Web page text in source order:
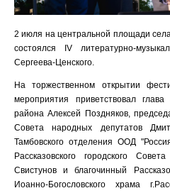
2 июля на центральной площади
состоялся IV литературно-
Сергеева-Ценского.
На торжественном открытии
мероприятия приветствовал глава
района Алексей Поздняков,
Совета народных депутатов
Тамбовского отделения ООД
Рассказовского городского
Свистунов и благочинный
Иоанно-Богословского храма